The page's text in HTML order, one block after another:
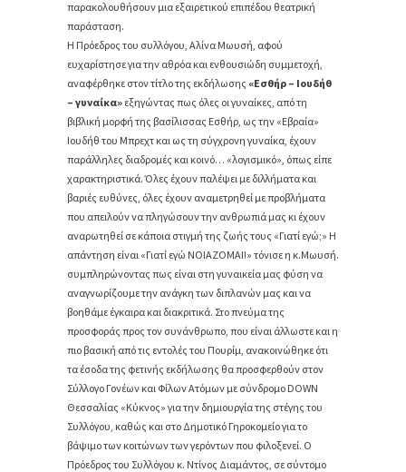
παρακολουθήσουν μια εξαιρετικού επιπέδου θεατρική
παράσταση.
Η Πρόεδρος του συλλόγου, Αλίνα Μωυσή, αφού
ευχαρίστησε για την αθρόα και ενθουσιώδη συμμετοχή,
αναφέρθηκε στον τίτλο της εκδήλωσης «Εσθήρ – Ιουδήθ
– γυναίκα» εξηγώντας πως όλες οι γυναίκες, από τη
βιβλική μορφή της βασίλισσας Εσθήρ, ως την «Εβραία»
Ιουδήθ του Μπρεχτ και ως τη σύγχρονη γυναίκα, έχουν
παράλληλες διαδρομές και κοινό… «λογισμικό», όπως είπε
χαρακτηριστικά. Όλες έχουν παλέψει με διλλήματα και
βαριές ευθύνες, όλες έχουν αναμετρηθεί με προβλήματα
που απειλούν να πληγώσουν την ανθρωπιά μας κι έχουν
αναρωτηθεί σε κάποια στιγμή της ζωής τους «Γιατί εγώ;» Η
απάντηση είναι «Γιατί εγώ ΝΟΙΑΖΟΜΑΙ!» τόνισε η κ.Μωυσή.
συμπληρώνοντας πως είναι στη γυναικεία μας φύση να
αναγνωρίζουμε την ανάγκη των διπλανών μας και να
βοηθάμε έγκαιρα και διακριτικά. Στο πνεύμα της
προσφοράς προς τον συνάνθρωπο, που είναι άλλωστε και η
πιο βασική από τις εντολές του Πουρίμ, ανακοινώθηκε ότι
τα έσοδα της φετινής εκδήλωσης θα προσφερθούν στον
Σύλλογο Γονέων και Φίλων Ατόμων με σύνδρομο DOWN
Θεσσαλίας «Κύκνος» για την δημιουργία της στέγης του
Συλλόγου, καθώς και στο Δημοτικό Γηροκομείο για το
βάψιμο των κοιτώνων των γερόντων που φιλοξενεί. Ο
Πρόεδρος του Συλλόγου κ. Ντίνος Διαμάντος, σε σύντομο